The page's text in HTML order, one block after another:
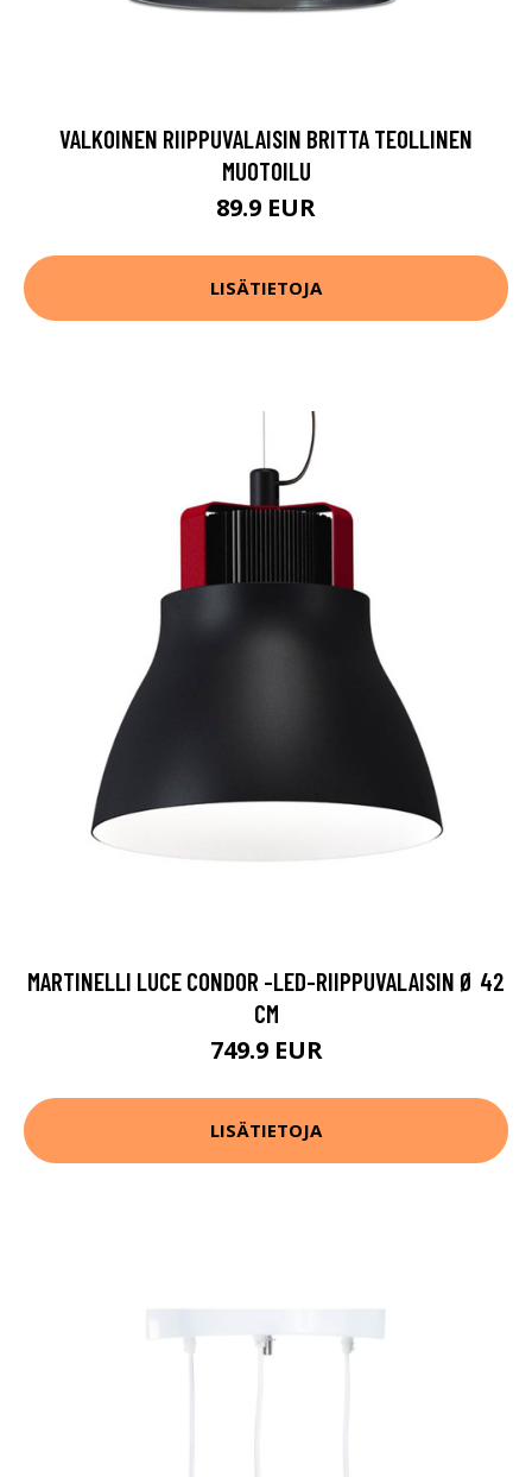
VALKOINEN RIIPPUVALAISIN BRITTA TEOLLINEN
MUOTOILU
89.9 EUR
LISÄTIETOJA
MARTINELLI LUCE CONDOR -LED-RIIPPUVALAISIN Ø 42
CM
749.9 EUR
LISÄTIETOJA